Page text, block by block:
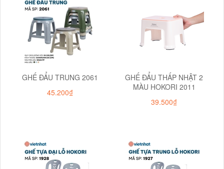
GHẾ ĐẨU TRUNG 2061
45.200₫
GHẾ ĐẨU THẤP NHẬT 2
MÀU HOKORI 2011
39.500₫